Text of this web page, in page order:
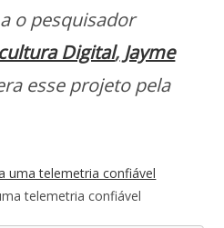
o pesquisador
Digital, Jayme
esse projeto pela
telemetria confiável